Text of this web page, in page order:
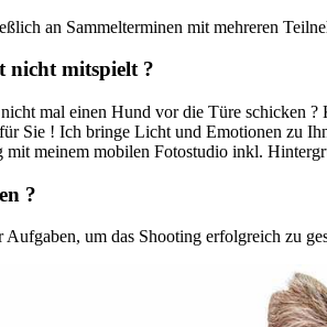
an Sammelterminen mit mehreren
nicht mitspielt ?
mal einen Hund vor die Türe schicken
Sie ! Ich bringe Licht und Emotionen zu
meinem mobilen Fotostudio inkl.
?
um das Shooting erfolgreich zu